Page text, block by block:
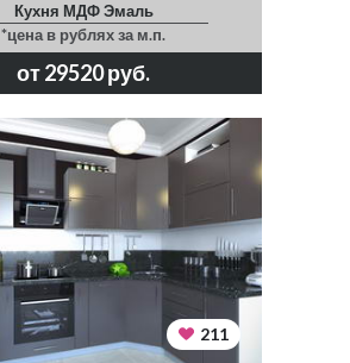
Кухня МДФ Эмаль
*цена в рублях за м.п.
от 29520 руб.
211